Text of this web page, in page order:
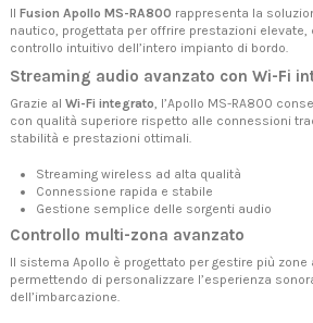
Il Fusion Apollo MS-RA800 rappresenta la
nautico, progettata per offrire prestazioni
controllo intuitivo dell’intero impianto di bordo.
Streaming audio avanzato con Wi-Fi
Grazie al Wi-Fi integrato, l’Apollo MS-RA800
con qualità superiore rispetto alle connessioni
stabilità e prestazioni ottimali.
Streaming wireless ad alta qualità
Connessione rapida e stabile
Gestione semplice delle sorgenti audio
Controllo multi-zona avanzato
Il sistema Apollo è progettato per gestire più zone
permettendo di personalizzare l’esperienza
dell’imbarcazione.